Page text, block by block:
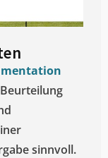
sinnvoll.